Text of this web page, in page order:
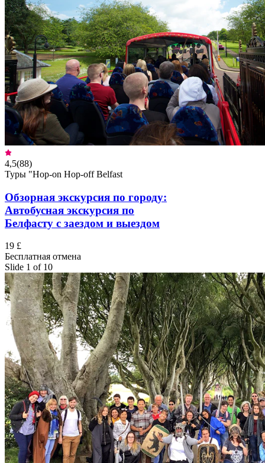
4,5(88)
Туры "Hop-on Hop-off Belfast
Обзорная экскурсия по городу:
Автобусная экскурсия по
Белфасту с заездом и выездом
19 £
Бесплатная отмена
Slide 1 of 10